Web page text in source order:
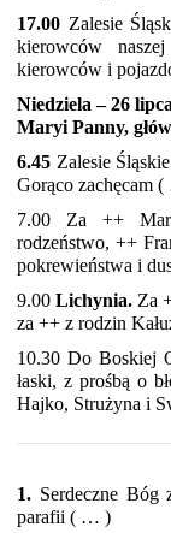
17.00 Zalesie
kierowców
kierowców i
Niedziela – 26
Maryi Panny,
6.45 Zalesie
Gorąco zachęcam
7.00 Za ++
rodzeństwo, ++
pokrewieństwa i
9.00 Lichynia. Za
za ++ z rodzin
10.30 Do Boskiej
łaski, z prośbą o
Hajko, Strużyna i
1. Serdeczne Bóg
parafii ( … )